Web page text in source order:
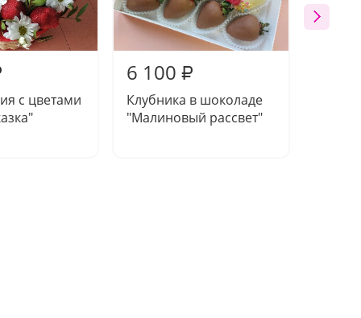
с цветами
6 100 ₽
Клубника в шоколаде
"Малиновый рассвет"